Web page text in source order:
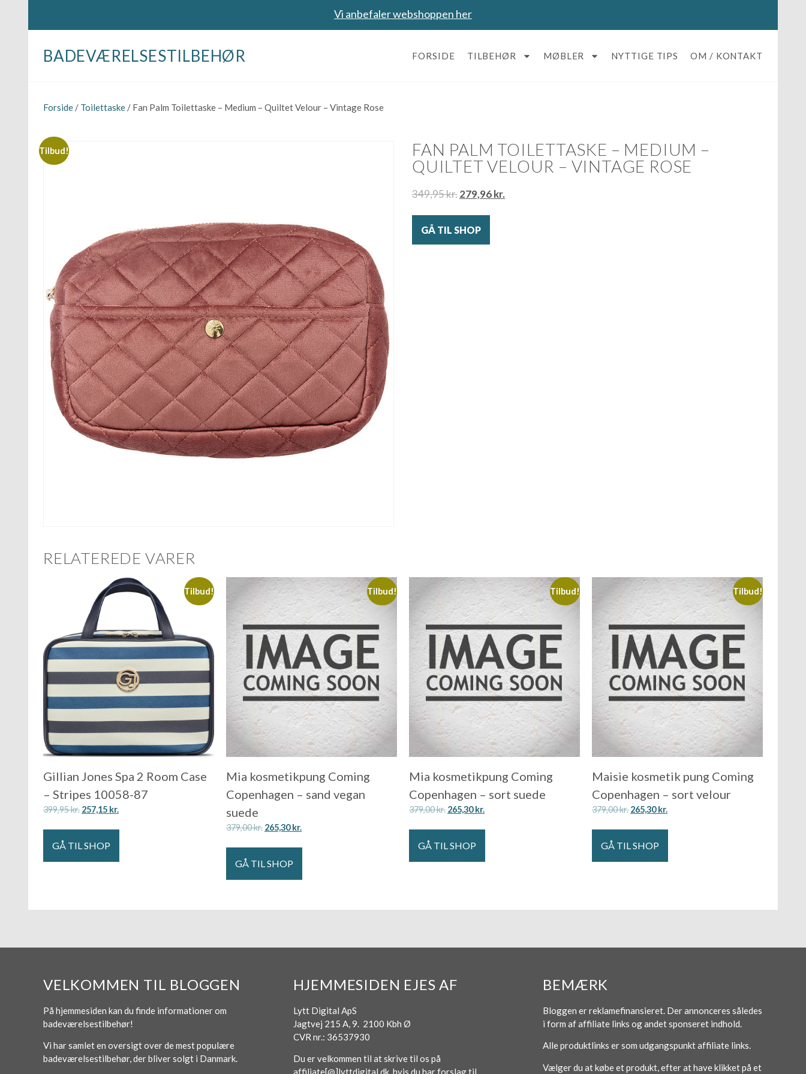
Vi anbefaler webshoppen her
BADEVÆRELSESTILBEHØR FORSIDE TILBEHØR MØBLER NYTTIGE TIPS OM / KONTAKT
Forside / Toilettaske / Fan Palm Toilettaske – Medium – Quiltet Velour – Vintage Rose
Tilbud!
FAN PALM TOILETTASKE – MEDIUM –
QUILTET VELOUR – VINTAGE ROSE
349,95kr.279,96kr.
GÅ TIL SHOP
RELATEREDE VARER
Tilbud!
Gillian Jones Spa 2 Room Case
– Stripes 10058-87
399,95kr. 257,15 kr.
GÅ TIL SHOP
Tilbud!
Mia kosmetikpung Coming
Copenhagen – sand vegan
suede
379,00kr. 265,30kr.
GÅ TIL SHOP
Tilbud!
Mia kosmetikpung Coming
Copenhagen – sort suede
379,00kr. 265,30kr.
GÅ TIL SHOP
Tilbud!
Maisie kosmetik pung Coming
Copenhagen – sort velour
379,00kr. 265,30kr.
GÅ TIL SHOP
VELKOMMEN TIL BLOGGEN
På hjemmesiden kan du finde informationer om
badeværelsestilbehør!
Vi har samlet en oversigt over de mest populære
badeværelsestilbehør, der bliver solgt i Danmark.
HJEMMESIDEN EJES AF
Lytt Digital ApS
Jagtvej 215 A, 9. 2100 Kbh Ø
CVR nr.: 36537930
Du er velkommen til at skrive til os på
affiliate[@]lyttdigital.dk, hvis du har forslag til
BEMÆRK
Bloggen er reklamefinansieret. Der annonceres således
i form af affiliate links og andet sponseret indhold.
Alle produktlinks er som udgangspunkt affiliate links.
Vælger du at købe et produkt, efter at have klikket på et